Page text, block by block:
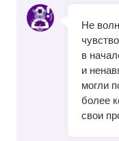
Не
в
и
могли
более
свои